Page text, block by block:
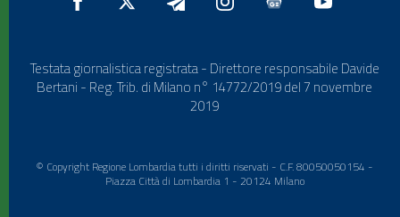
Testata giornalistica registrata - Direttore responsabile Davide
Bertani - Reg. Trib. di Milano n° 14772/2019 del 7 novembre
2019
© Copyright Regione Lombardia tutti i diritti riservati - C.F. 80050050154 -
Piazza Città di Lombardia 1 - 20124 Milano